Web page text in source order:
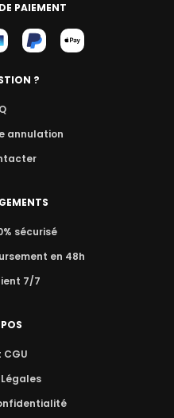
PAIEMENT
?
annulation
sécurisé
en 48h
7/7
CGU